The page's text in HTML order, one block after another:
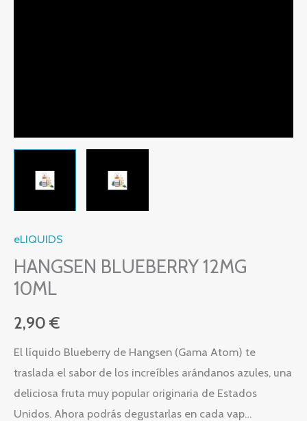
eLIQUIDS
HANGSEN BLUEBERRY 12MG
10ML
2,90 €
El líquido Blueberry de Hangsen (Gama Atom) te
traslada el sabor de los increíbles arándanos azules, una
deliciosa fruta muy popular originaria de Estados
Unidos. Ahora podrás degustarlas en cada vap…